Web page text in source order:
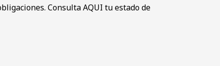
ConsultaAQUI tu estado de